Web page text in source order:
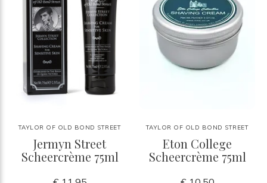
TAYLOR OF OLD BOND STREET
Jermyn Street
Scheercrème 75ml
TAYLOR OF OLD BOND STREET
Eton College
Scheercrème 75ml